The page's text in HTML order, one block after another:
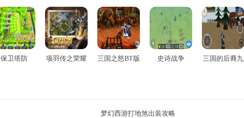
保卫塔防 项羽传之荣耀 三国之怒BT版 史诗战争 三国的后裔九
梦幻西游打地煞出装攻略